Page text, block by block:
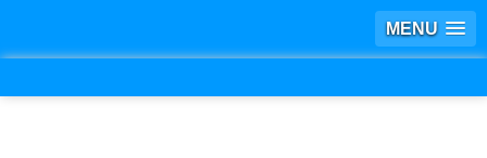
MENU